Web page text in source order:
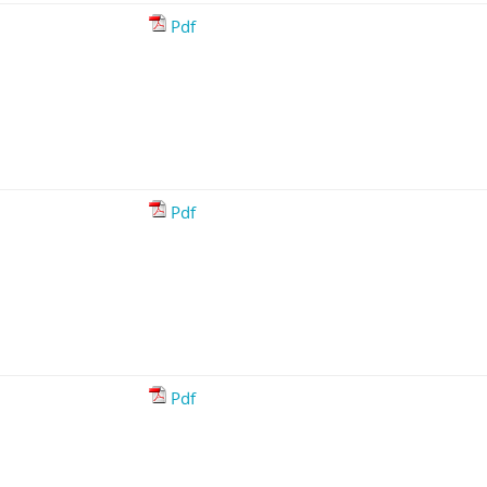
Pdf
Pdf
Pdf